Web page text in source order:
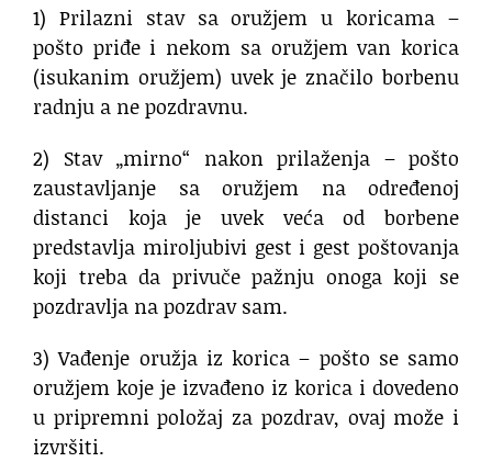
1) Prilazni stav sa oružjem u koricama –
pošto priđe i nekom sa oružjem van korica
(isukanim oružjem) uvek je značilo borbenu
radnju a ne pozdravnu.
2) Stav „mirno“ nakon prilaženja – pošto
zaustavljanje sa oružjem na određenoj
distanci koja je uvek veća od borbene
predstavlja miroljubivi gest i gest poštovanja
koji treba da privuče pažnju onoga koji se
pozdravlja na pozdrav sam.
3) Vađenje oružja iz korica – pošto se samo
oružjem koje je izvađeno iz korica i dovedeno
u pripremni položaj za pozdrav, ovaj može i
izvršiti.